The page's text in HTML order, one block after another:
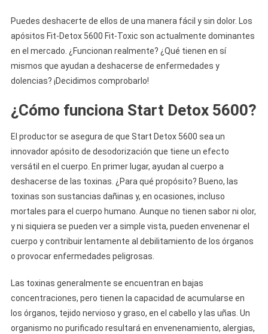
Puedes deshacerte de ellos de una manera fácil y sin dolor. Los
apósitos Fit-Detox 5600 Fit-Toxic son actualmente dominantes
en el mercado. ¿Funcionan realmente? ¿Qué tienen en sí
mismos que ayudan a deshacerse de enfermedades y
dolencias? ¡Decidimos comprobarlo!
¿Cómo funciona Start Detox 5600?
El productor se asegura de que Start Detox 5600 sea un
innovador apósito de desodorización que tiene un efecto
versátil en el cuerpo. En primer lugar, ayudan al cuerpo a
deshacerse de las toxinas. ¿Para qué propósito? Bueno, las
toxinas son sustancias dañinas y, en ocasiones, incluso
mortales para el cuerpo humano. Aunque no tienen sabor ni olor,
y ni siquiera se pueden ver a simple vista, pueden envenenar el
cuerpo y contribuir lentamente al debilitamiento de los órganos
o provocar enfermedades peligrosas.
Las toxinas generalmente se encuentran en bajas
concentraciones, pero tienen la capacidad de acumularse en
los órganos, tejido nervioso y graso, en el cabello y las uñas. Un
organismo no purificado resultará en envenenamiento, alergias,